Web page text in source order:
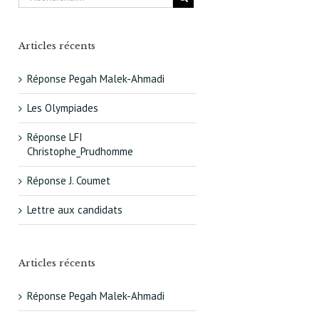
Articles récents
Réponse Pegah Malek-Ahmadi
Les Olympiades
Réponse LFI
Christophe_Prudhomme
Réponse J. Coumet
Lettre aux candidats
Articles récents
Réponse Pegah Malek-Ahmadi